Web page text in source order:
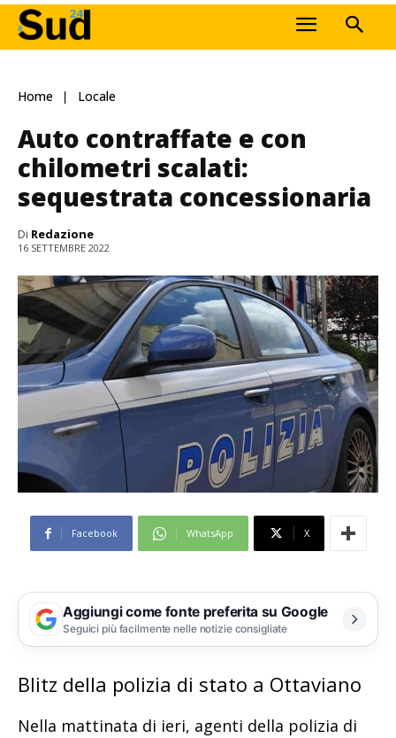
Home Locale
Auto contraffate e con
chilometri scalati:
sequestrata concessionaria
Di Redazione
16 SETTEMBRE 2022
Facebook WhatsApp X
Aggiungi come fonte preferita su Google
Seguici più facilmente nelle notizie consigliate
Blitz della polizia di stato a Ottaviano
Nella mattinata di ieri, agenti della polizia di